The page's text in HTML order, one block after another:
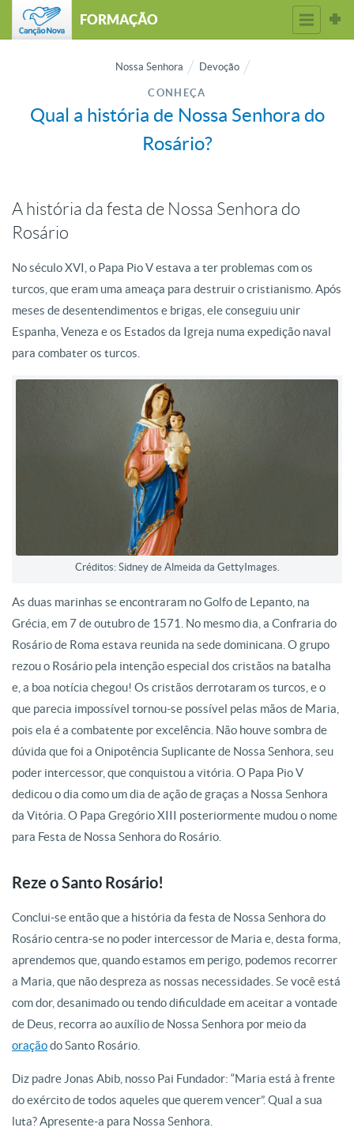
FORMAÇÃO
Nossa Senhora Devoção
CONHEÇA
Qual a história de Nossa Senhora do
Rosário?
A história da festa de Nossa Senhora do
Rosário
No século XVI, o Papa Pio V estava a ter problemas com os
turcos, que eram uma ameaça para destruir o cristianismo. Após
meses de desentendimentos e brigas, ele conseguiu unir
Espanha, Veneza e os Estados da Igreja numa expedição naval
para combater os turcos.
Créditos: Sidney de Almeida da GettyImages.
As duas marinhas se encontraram no Golfo de Lepanto, na
Grécia, em 7 de outubro de 1571. No mesmo dia, a Confraria do
Rosário de Roma estava reunida na sede dominicana. O grupo
rezou o Rosário pela intenção especial dos cristãos na batalha
e, a boa notícia chegou! Os cristãos derrotaram os turcos, e o
que parecia impossível tornou-se possível pelas mãos de Maria,
pois ela é a combatente por excelência. Não houve sombra de
dúvida que foi a Onipotência Suplicante de Nossa Senhora, seu
poder intercessor, que conquistou a vitória. O Papa Pio V
dedicou o dia como um dia de ação de graças a Nossa Senhora
da Vitória. O Papa Gregório XIII posteriormente mudou o nome
para Festa de Nossa Senhora do Rosário.
Reze o Santo Rosário!
Conclui-se então que a história da festa de Nossa Senhora do
Rosário centra-se no poder intercessor de Maria e, desta forma,
aprendemos que, quando estamos em perigo, podemos recorrer
a Maria, que não despreza as nossas necessidades. Se você está
com dor, desanimado ou tendo dificuldade em aceitar a vontade
de Deus, recorra ao auxílio de Nossa Senhora por meio da
oraçãodo Santo Rosário.
Diz padre Jonas Abib, nosso Pai Fundador: “Maria está à frente
do exército de todos aqueles que querem vencer”. Qual a sua
luta? Apresente-a para Nossa Senhora.